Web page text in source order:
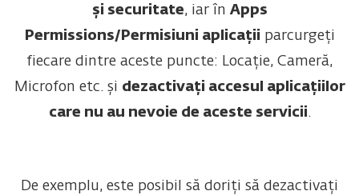
și securitate, iar în Apps
Permissions/Permisiuni aplicații parcurgeți
fiecare dintre aceste puncte: Locație, Cameră,
Microfon etc. și dezactivați accesul aplicațiilor
care nu au nevoie de aceste servicii.
De exemplu, este posibil să doriți să dezactivați